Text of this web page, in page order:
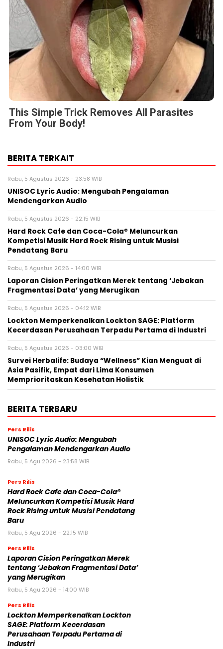
This Simple Trick Removes All Parasites
From Your Body!
BERITA TERKAIT
Rabu, 5 Agustus 2026 - 23:58 WIB
UNISOC Lyric Audio: Mengubah Pengalaman
Mendengarkan Audio
Rabu, 5 Agustus 2026 - 22:15 WIB
Hard Rock Cafe dan Coca-Cola® Meluncurkan
Kompetisi Musik Hard Rock Rising untuk Musisi
Pendatang Baru
Rabu, 5 Agustus 2026 - 14:00 WIB
Laporan Cision Peringatkan Merek tentang ‘Jebakan
Fragmentasi Data’ yang Merugikan
Rabu, 5 Agustus 2026 - 04:12 WIB
Lockton Memperkenalkan Lockton SAGE: Platform
Kecerdasan Perusahaan Terpadu Pertama di Industri
Rabu, 5 Agustus 2026 - 03:00 WIB
Survei Herbalife: Budaya “Wellness” Kian Menguat di
Asia Pasifik, Empat dari Lima Konsumen
Memprioritaskan Kesehatan Holistik
BERITA TERBARU
Pers Rilis
UNISOC Lyric Audio: Mengubah
Pengalaman Mendengarkan Audio
Rabu, 5 Agu 2026 - 23:58 WIB
Pers Rilis
Hard Rock Cafe dan Coca-Cola®
Meluncurkan Kompetisi Musik Hard
Rock Rising untuk Musisi Pendatang
Baru
Rabu, 5 Agu 2026 - 22:15 WIB
Pers Rilis
Laporan Cision Peringatkan Merek
tentang ‘Jebakan Fragmentasi Data’
yang Merugikan
Rabu, 5 Agu 2026 - 14:00 WIB
Pers Rilis
Lockton Memperkenalkan Lockton
SAGE: Platform Kecerdasan
Perusahaan Terpadu Pertama di
Industri